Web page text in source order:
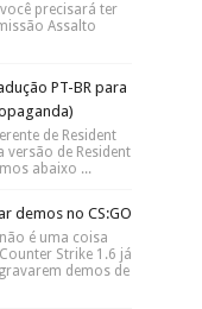
precisará ter
Assalto
PT-BR para
de Resident
versão de Resident
abaixo ...
demos no CS:GO
é uma coisa
Strike 1.6 já
demos de